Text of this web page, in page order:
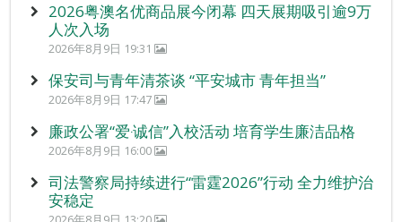
2026粤澳名优商品展今闭幕 四天展期吸引逾9万
人次入场
2026年8月9日 19:31
保安司与青年清茶谈 “平安城市 青年担当”
2026年8月9日 17:47
廉政公署“爱‧诚信”入校活动 培育学生廉洁品格
2026年8月9日 16:00
司法警察局持续进行“雷霆2026”行动 全力维护治
安稳定